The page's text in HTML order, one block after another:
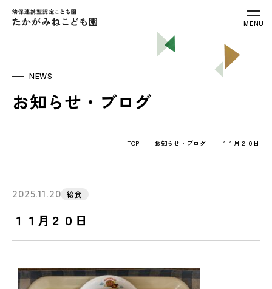
幼保連携型認定こども園 たかがみねこ
MENU
NEWS
お知らせ・ブログ
TOP お知らせ・ブログ １１月２０日
2025.11.20 給食
１１月２０日